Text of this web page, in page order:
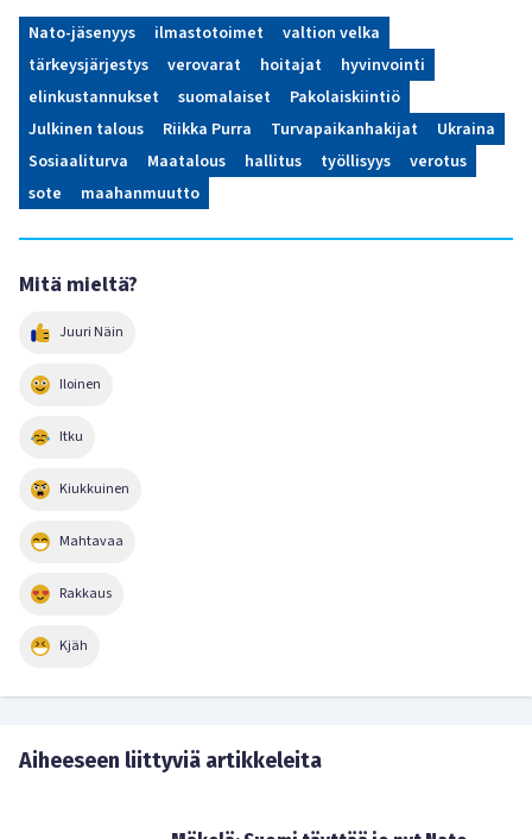
Nato-jäsenyys ilmastotoimet
valtion velka
tärkeysjärjestys
verovarat hoitajat
hyvinvointi
elinkustannukset
suomalaiset
Pakolaiskiintiö
Julkinen talous
Riikka Purra Turvapaikanhakijat
Ukraina
Sosiaaliturva
Maatalous hallitus työllisyys
verotus
sote
maahanmuutto
Mitä mieltä?
Juuri Näin
Iloinen
Itku
Kiukkuinen
Mahtavaa
Rakkaus
Kjäh
Aiheeseen liittyviä artikkeleita